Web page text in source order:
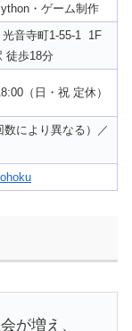
・ゲーム制作
光音寺町1-55-1 1F
徒歩18分
（日・祝 定休）
数により異なる）／
が増え、